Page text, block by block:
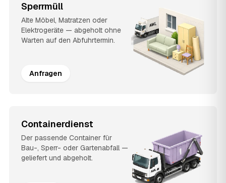
Sperrmüll
Alte Möbel, Matratzen oder
Elektrogeräte — abgeholt ohne
Warten auf den Abfuhrtermin.
Anfragen
Containerdienst
Der passende Container für
Bau-, Sperr- oder Gartenabfall —
geliefert und abgeholt.